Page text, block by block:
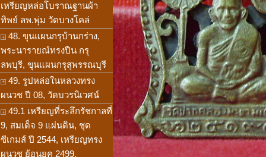
เหรียญหล่อโบราณฐานผ้า
ทิพย์ ลพ.พุ่ม วัดบางโคล่
48. ขุนแผนกรุบ้านกร่าง,
พระนารายณ์ทรงปืน กรุ
ลพบุรี, ขุนแผนกรุสุพรรณบุรี
49. รูปหล่อในหลวงทรง
ผนวช ปี 08, วัดบวรนิเวศน์
49.1 เหรียญที่ระลึกรัชกาลที่
9, สมเด็จ 9 แผ่นดิน, ชุด
ซีเกมส์ ปี 2544, เหรียญทรง
ผนวช ย้อนยุค 2499,